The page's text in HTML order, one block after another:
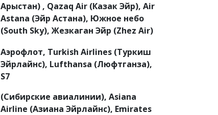
Арыстан) , Qazaq Air (Казак Эйр), Air
Astana (Эйр Астана), Южное небо
(South Sky), Жезкаган Эйр (Zhez Air)
Аэрофлот, Turkish Airlines (Туркиш
Эйрлайнс), Lufthansa (Люфтганза),
S7
(Сибирские авиалинии), Asiana
Airline (Азиана Эйрлайнс), Emirates